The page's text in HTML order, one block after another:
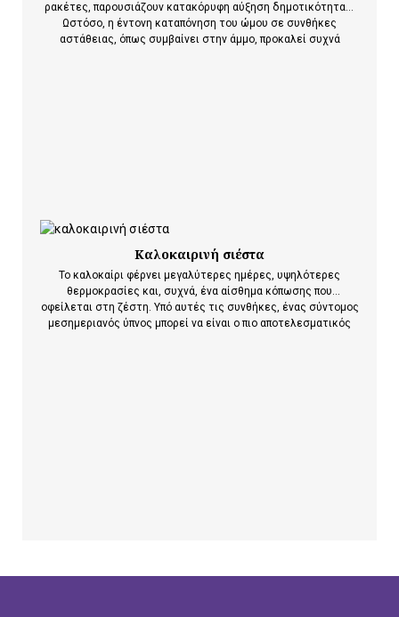
ρακέτες, παρουσιάζουν κατακόρυφη αύξηση δημοτικότητας.
Ωστόσο, η έντονη καταπόνηση του ώμου σε συνθήκες
αστάθειας, όπως συμβαίνει στην άμμο, προκαλεί συχνά
Καλοκαιρινή σιέστα
Το καλοκαίρι φέρνει μεγαλύτερες ημέρες, υψηλότερες
θερμοκρασίες και, συχνά, ένα αίσθημα κόπωσης που
οφείλεται στη ζέστη. Υπό αυτές τις συνθήκες, ένας σύντομος
μεσημεριανός ύπνος μπορεί να είναι ο πιο αποτελεσματικός